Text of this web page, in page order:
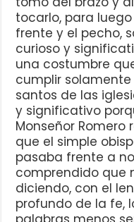
tocarlo, para
frente y el pecho,
curioso y
una costumbre
cumplir
santos de las
y significativo
Monseñor
que el simple
pasaba frente a
comprendido que
diciendo, con el
profundo de la fe,